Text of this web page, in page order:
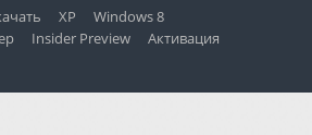
XP
Windows 8
Insider Preview
Активация